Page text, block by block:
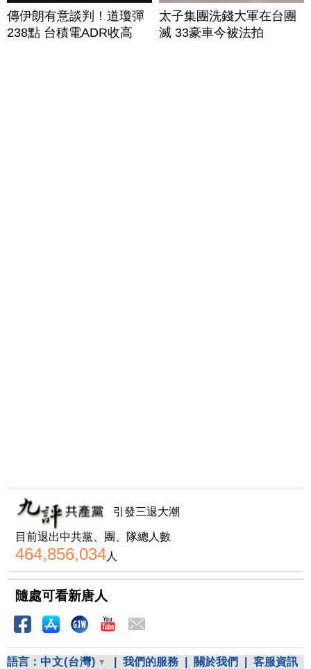
傳伊朗有意談判！道瓊彈
238點 台積電ADR收高
太子集團洗錢大軍在台團
滅 33豪車今被法拍
引發三退大潮
目前退出中共黨、團、隊總人數
464,856,034人
隨處可看新唐人
語言： 中文(台灣) 我們的服務 關於我們 客服資訊